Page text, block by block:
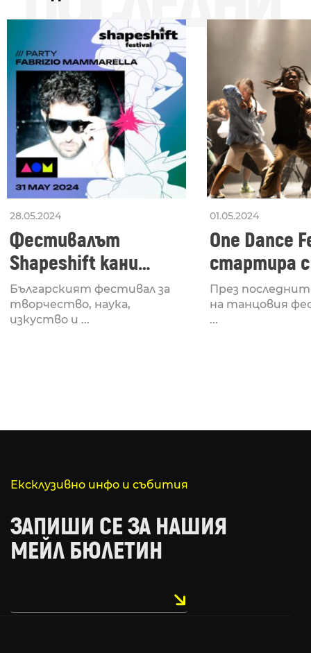
28.05.2024
Фестивалът
Shapeshift кани
Fabrizio Mammarella
за откриването си
Българският фестивал за
творчество, наука,
изкуство и ...
01.05.2024
One Dance
стартира
Lucid,
рейв
През
на танцовия
...
Ексклузивно инфо и събития
ЗАПИШИ СЕ ЗА НАШИЯ
МЕЙЛ БЮЛЕТИН